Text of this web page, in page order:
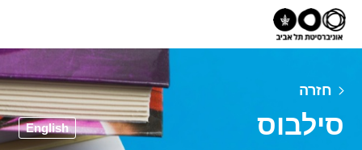
חזרה
סילבוס English